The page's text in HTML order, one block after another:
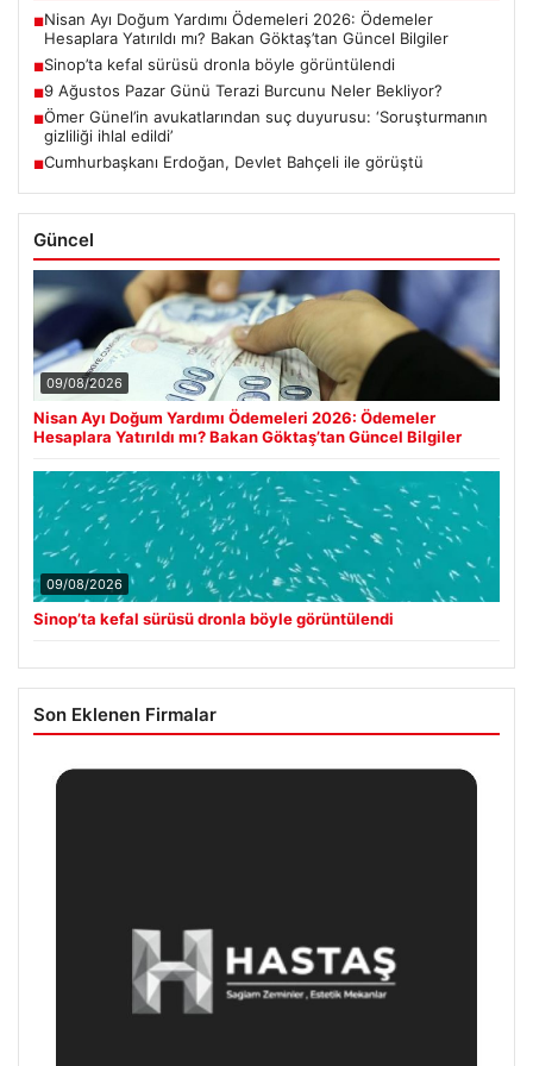
■Nisan Ayı Doğum Yardımı Ödemeleri 2026: Ödemeler
Hesaplara Yatırıldı mı? Bakan Göktaş’tan Güncel Bilgiler
■Sinop’ta kefal sürüsü dronla böyle görüntülendi
■9 Ağustos Pazar Günü Terazi Burcunu Neler Bekliyor?
■Ömer Günel’in avukatlarından suç duyurusu: ‘Soruşturmanın
gizliliği ihlal edildi’
■Cumhurbaşkanı Erdoğan, Devlet Bahçeli ile görüştü
Güncel
09/08/2026
Nisan Ayı Doğum Yardımı Ödemeleri 2026: Ödemeler
Hesaplara Yatırıldı mı? Bakan Göktaş’tan Güncel Bilgiler
09/08/2026
Sinop’ta kefal sürüsü dronla böyle görüntülendi
Son Eklenen Firmalar